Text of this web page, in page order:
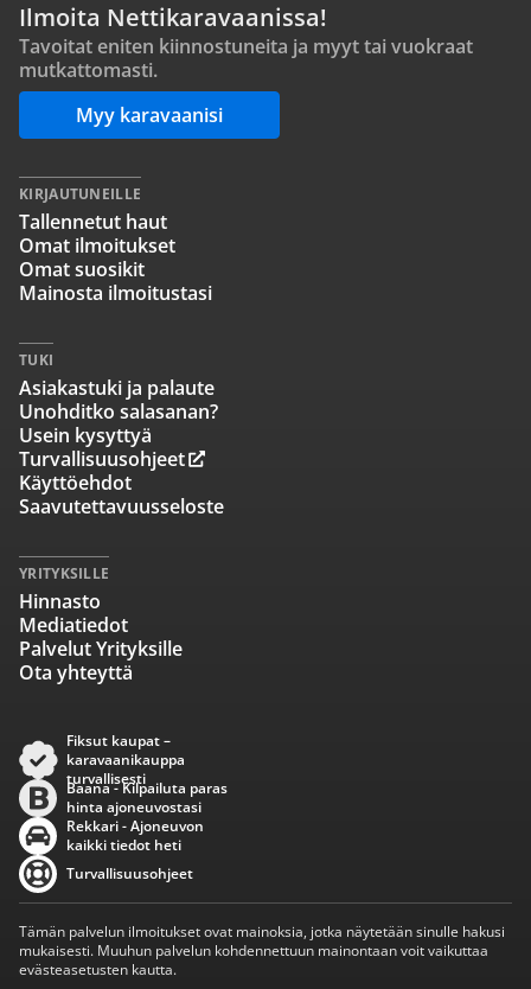
Ilmoita Nettikaravaanissa!
Tavoitat eniten kiinnostuneita ja myyt tai vuokraat
mutkattomasti.
Myy karavaanisi
KIRJAUTUNEILLE
Tallennetut haut
Omat ilmoitukset
Omat suosikit
Mainosta ilmoitustasi
TUKI
Asiakastuki ja palaute
Unohditko salasanan?
Usein kysyttyä
Turvallisuusohjeet
Käyttöehdot
Saavutettavuusseloste
YRITYKSILLE
Hinnasto
Mediatiedot
Palvelut Yrityksille
Ota yhteyttä
Fiksut kaupat –
karavaanikauppa
turvallisesti
Baana - Kilpailuta paras
hinta ajoneuvostasi
Rekkari - Ajoneuvon
kaikki tiedot heti
Turvallisuusohjeet
Tämän palvelun ilmoitukset ovat mainoksia, jotka näytetään sinulle hakusi
mukaisesti. Muuhun palvelun kohdennettuun mainontaan voit vaikuttaa
evästeasetusten kautta.